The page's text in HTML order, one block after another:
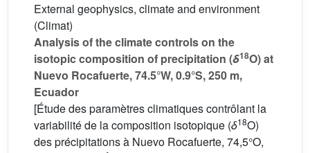
External geophysics, climate and environment
(Climat)
Analysis of the climate controls on the
isotopic composition of precipitation (δ18O) at
Nuevo Rocafuerte, 74.5°W, 0.9°S, 250 m,
Ecuador
[Étude des paramètres climatiques contrôlant la
variabilité de la composition isotopique (δ18O)
des précipitations à Nuevo Rocafuerte, 74,5°O,